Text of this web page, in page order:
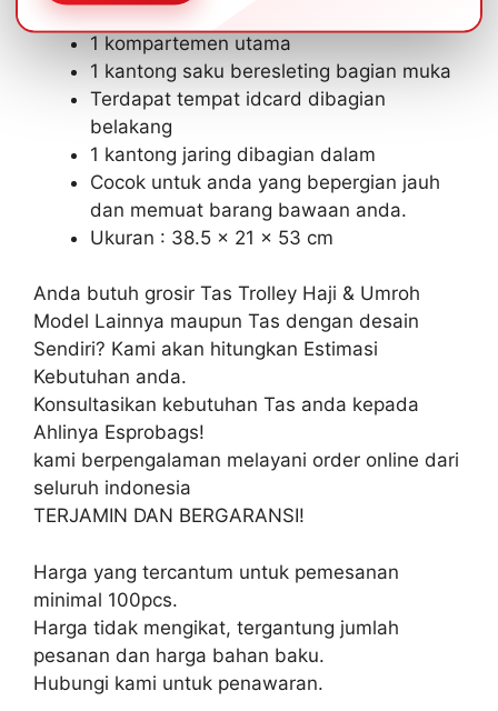
1 kompartemen utama
1 kantong saku beresleting bagian muka
Terdapat tempat idcard dibagian
belakang
1 kantong jaring dibagian dalam
Cocok untuk anda yang bepergian jauh
dan memuat barang bawaan anda.
Ukuran : 38.5 x 21 x 53 cm
Anda butuh grosir Tas Trolley Haji & Umroh
Model Lainnya maupun Tas dengan desain
Sendiri? Kami akan hitungkan Estimasi
Kebutuhan anda.
Konsultasikan kebutuhan Tas anda kepada
Ahlinya Esprobags!
kami berpengalaman melayani order online dari
seluruh indonesia
TERJAMIN DAN BERGARANSI!
Harga yang tercantum untuk pemesanan
minimal 100pcs.
Harga tidak mengikat, tergantung jumlah
pesanan dan harga bahan baku.
Hubungi kami untuk penawaran.